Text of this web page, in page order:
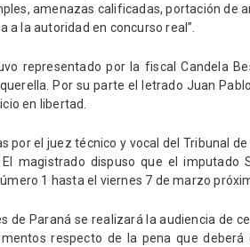
amenazas calificadas, portación de
a la autoridad en concurso real”.
representado por la fiscal Candela
Por su parte el letrado Juan
en libertad.
por el juez técnico y vocal del Tribunal
magistrado dispuso que el imputado
1 hasta el viernes 7 de marzo
de Paraná se realizará la audiencia de
respecto de la pena que